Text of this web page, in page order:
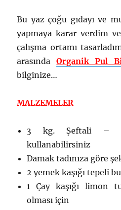
Bu yaz çoğu gıdayı ve
yapmaya karar verdim
çalışma ortamı
arasındaOrganik Pul
bilginize…
MALZEMELER
3 kg. Şeftali –
kullanabilirsiniz
Damak tadınıza göre
2 yemek kaşığı tepeli
1 Çay kaşığı limon
olması için